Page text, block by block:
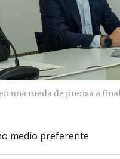
una rueda de prensa a
medio preferente